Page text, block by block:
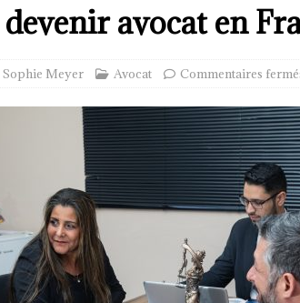
avocat en
Sophie Meyer Avocat Commentaires